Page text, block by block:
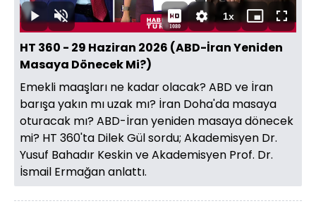
DuraklatSesi
Aç
Süre
1080
0.07%
1xOynatma
Hızı
Mini
oynatıcı
Tam
Ekran
HT 360 - 29 Haziran 2026 (ABD-İran Yeniden
Masaya Dönecek Mi?)
Emekli maaşları ne kadar olacak? ABD ve İran
barışa yakın mı uzak mı? İran Doha'da masaya
oturacak mı? ABD-İran yeniden masaya dönecek
mi? HT 360'ta Dilek Gül sordu; Akademisyen Dr.
Yusuf Bahadır Keskin ve Akademisyen Prof. Dr.
İsmail Ermağan anlattı.